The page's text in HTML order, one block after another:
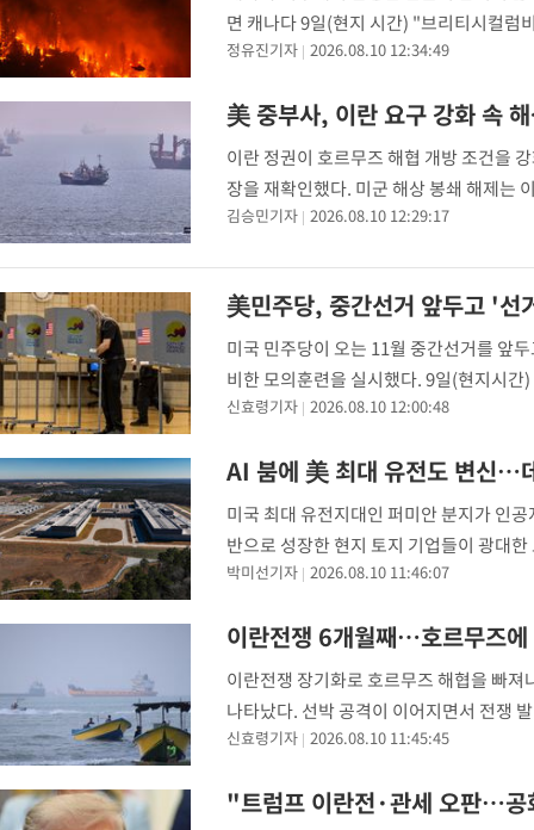
면 캐나다 9일(현지 시간) "브리티시컬럼
태"라고 밝혔다. 지난 7일 브리티시컬럼
정유진기자 2026.08.10 12:34:49
美 중부사, 이란 요구 강화 속
이란 정권이 호르무즈 해협 개방 조건을
장을 재확인했다. 미군 해상 봉쇄 해제는
어 엑스(X·구 트위터)를 통해 "9일 현재
김승민기자 2026.08.10 12:29:17
美민주당, 중간선거 앞두고 '
미국 민주당이 오는 11월 중간선거를 앞
비한 모의훈련을 실시했다. 9일(현지시
시프, 마크 워너, 엘리사 슬롯킨, 라파엘
신효령기자 2026.08.10 12:00:48
AI 붐에 美 최대 유전도 변신…
미국 최대 유전지대인 퍼미안 분지가 인
반으로 성장한 현지 토지 기업들이 광대
다. 9일(현지 시간) 월스트리트저널
박미선기자 2026.08.10 11:46:07
이란전쟁 6개월째…호르무즈
이란전쟁 장기화로 호르무즈 해협을 빠
나타났다. 선박 공격이 이어지면서 전쟁
르면 유엔 산하 국제해사기구(IMO)는 현
신효령기자 2026.08.10 11:45:45
"트럼프 이란전·관세 오판…